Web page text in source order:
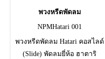
พวงหรีดพัดลม
NPMHatari 001
พวงหรีดพัดลม Hatari คอสไลด์
(Slide) พัดลมยี่ห้อ ฮาตาริ